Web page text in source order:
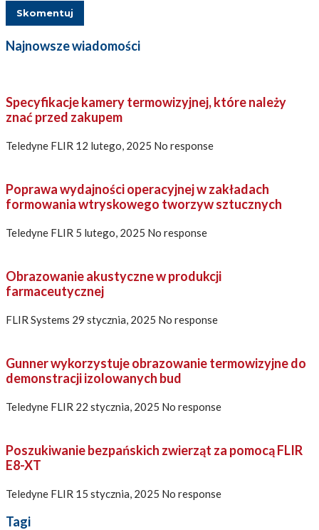
Najnowsze wiadomości
Specyfikacje kamery termowizyjnej, które należy
znać przed zakupem
Teledyne FLIR 12 lutego, 2025 No response
Poprawa wydajności operacyjnej w zakładach
formowania wtryskowego tworzyw sztucznych
Teledyne FLIR 5 lutego, 2025 No response
Obrazowanie akustyczne w produkcji
farmaceutycznej
FLIR Systems 29 stycznia, 2025 No response
Gunner wykorzystuje obrazowanie termowizyjne do
demonstracji izolowanych bud
Teledyne FLIR 22 stycznia, 2025 No response
Poszukiwanie bezpańskich zwierząt za pomocą FLIR
E8-XT
Teledyne FLIR 15 stycznia, 2025 No response
Tagi